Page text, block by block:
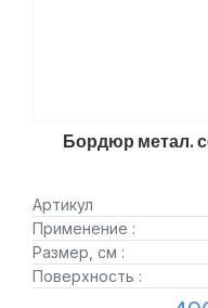
Бордюр метал.
Артикул
Применение :
Размер, см :
Поверхность :